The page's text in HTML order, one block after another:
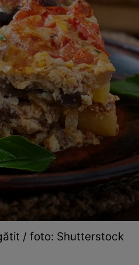
/ foto: Shutterstock